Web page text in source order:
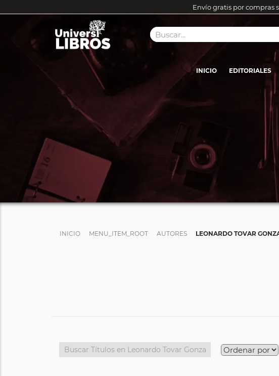
Envío gratis por compras
INICIO EDITORIALES
INICIO MENU_ITEM_ROOT AUTORES LEONARDO TOVAR